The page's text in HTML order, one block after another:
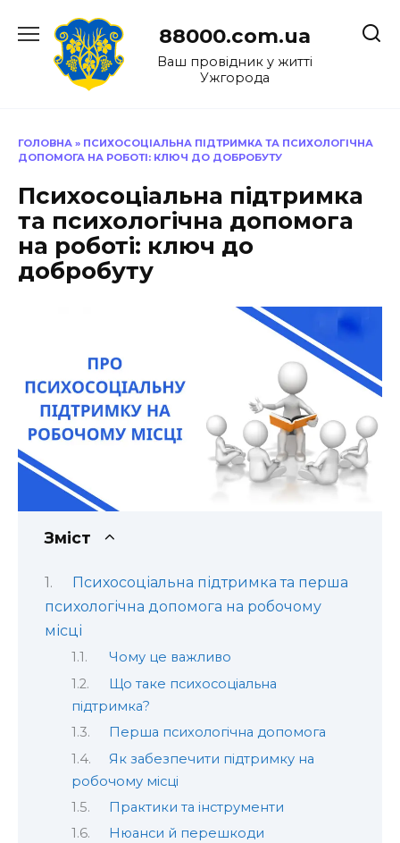
до
88000.com.ua
Ваш провідник у житті
Ужгорода
ГОЛОВНА » ПСИХОСОЦІАЛЬНА ПІДТРИМКА ТА ПСИХОЛОГІЧНА
ДОПОМОГА НА РОБОТІ: КЛЮЧ ДО ДОБРОБУТУ
Психосоціальна підтримка
та психологічна допомога
на роботі: ключ до
добробуту
Зміст
Психосоціальна підтримка та перша
психологічна допомога на робочому
місці
Чому це важливо
Що таке психосоціальна
підтримка?
Перша психологічна допомога
Як забезпечити підтримку на
робочому місці
Практики та інструменти
Нюанси й перешкоди